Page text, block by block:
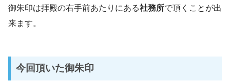
御朱印は拝殿の右手前あたりにある社務所で頂くことが出
来ます。
今回頂いた御朱印